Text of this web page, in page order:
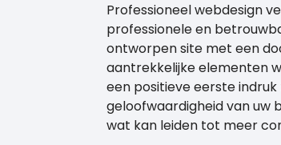
Professioneel webdesign
professionele en
ontworpen site met een
aantrekkelijke elementen
een positieve eerste
geloofwaardigheid van uw
wat kan leiden tot meer